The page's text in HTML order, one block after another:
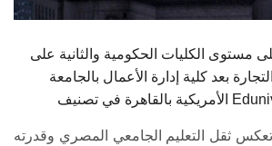
مستوى الكليات الحكومية والثانية على
بعد كلية إدارة الأعمال بالجامعة
ثقل التعليم الجامعي المصري وقدرته